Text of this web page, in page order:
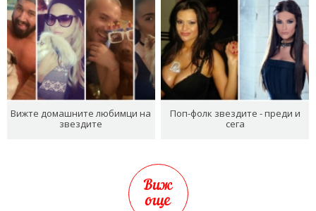
Вижте домашните любимци на
звездите
Поп-фолк звездите - преди и
сега
Виж
още